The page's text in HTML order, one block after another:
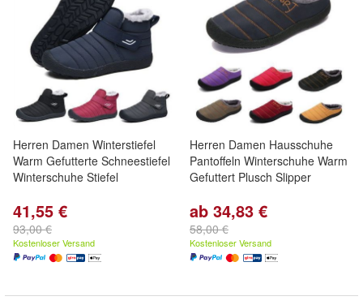
Herren Damen Winterstiefel
Warm Gefutterte Schneestiefel
Winterschuhe Stiefel
41,55 €
93,00 €
Kostenloser Versand
Herren Damen Hausschuhe
Pantoffeln Winterschuhe Warm
Gefuttert Plusch Slipper
ab 34,83 €
58,00 €
Kostenloser Versand